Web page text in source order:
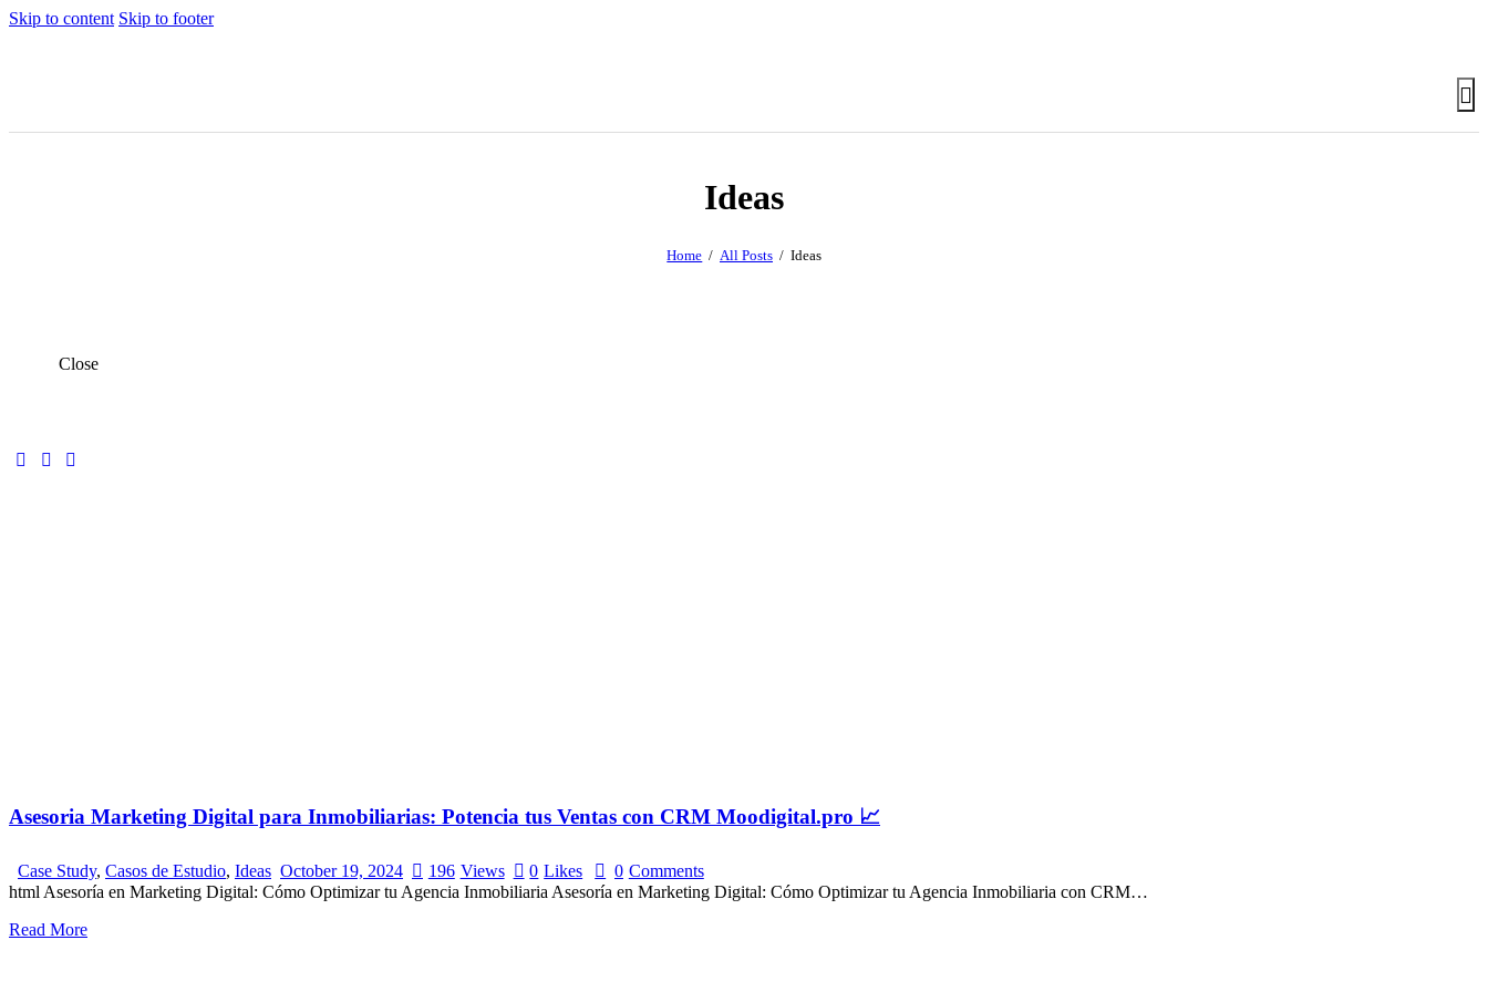
Skip to content Skip to footer
Ideas
Home All Posts Ideas
Close
Asesoria Marketing Digital para Inmobiliarias: Potencia tus Ventas con CRM Moodigital.pro 📈
Case Study, Casos de Estudio, Ideas October 19, 2024 196 Views 0 Likes 0 Comments
html Asesoría en Marketing Digital: Cómo Optimizar tu Agencia Inmobiliaria Asesoría en Marketing Digital: Cómo Optimizar tu Agencia Inmobiliaria con CRM…
Read More